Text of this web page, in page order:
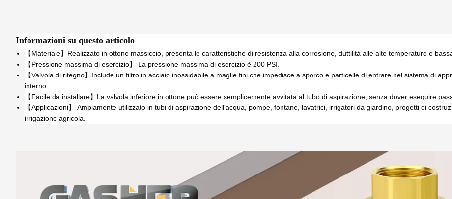
Informazioni su questo articolo
【Materiale】Realizzato in ottone massiccio, presenta le caratteristiche di resistenza alla corrosione, duttilità alle alte temperature e
【Pressione massima di esercizio】 La pressione massima di esercizio è 200 PSI.
【Valvola di ritegno】Include un filtro in acciaio inossidabile a maglie fini che impedisce a sporco e particelle di entrare nel sistema di
interno.
【Facile da installare】La valvola inferiore in ottone può essere semplicemente avvitata al tubo di aspirazione, senza dover eseguire
【Applicazioni】 Ampiamente utilizzato in tubi di aspirazione dell'acqua, pompe, fontane, lavatrici, irrigatori da giardino, progetti di
irrigazione agricola.